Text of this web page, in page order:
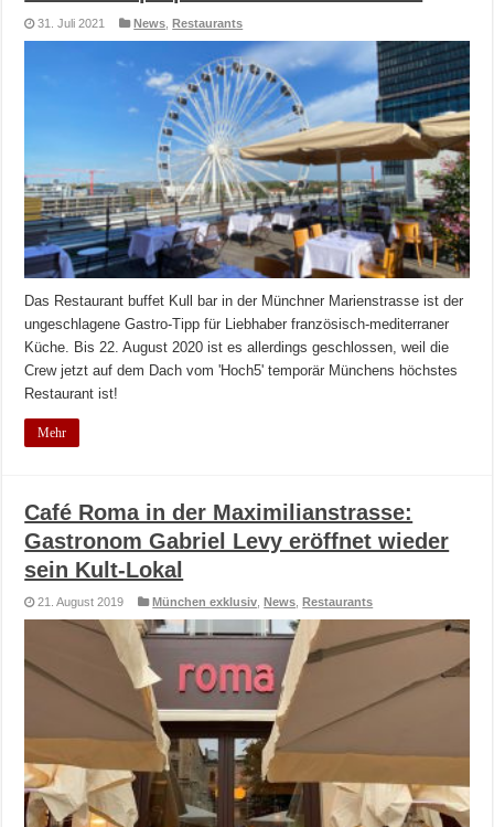
31. Juli 2021 News ,Restaurants
Das Restaurant buffet Kull bar in der Münchner Marienstrasse ist der
ungeschlagene Gastro-Tipp für Liebhaber französisch-mediterraner
Küche. Bis 22. August 2020 ist es allerdings geschlossen, weil die
Crew jetzt auf dem Dach vom 'Hoch5' temporär Münchens höchstes
Restaurant ist!
Mehr
Café Roma in der Maximilianstrasse:
Gastronom Gabriel Levy eröffnet wieder
sein Kult-Lokal
21. August 2019 München exklusiv ,News ,Restaurants